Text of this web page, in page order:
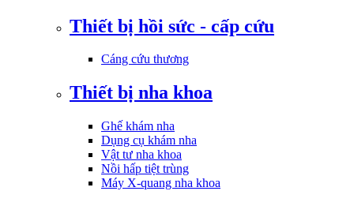
Thiết bị hồi sức - cấp cứu
Cáng cứu thương
Thiết bị nha khoa
Ghế khám nha
Dụng cụ khám nha
Vật tư nha khoa
Nồi hấp tiệt trùng
Máy X-quang nha khoa